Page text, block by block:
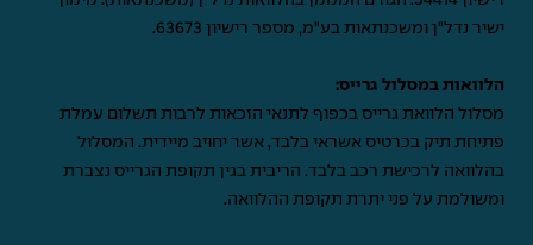
ישיר נדל"ן ומשכנתאות בע"מ, מספר רישיון 63673.
הלוואות במסלול גרייס:
מסלול הלוואת גרייס בכפוף לתנאי הזכאות לרבות תשלום עמלת
פתיחת תיק בכרטיס אשראי בלבד, אשר יחויב מיידית. המסלול
בהלוואה לרכישת רכב בלבד. הריבית בגין תקופת הגרייס נצברת
ומשולמת על פני יתרת תקופת ההלוואה.